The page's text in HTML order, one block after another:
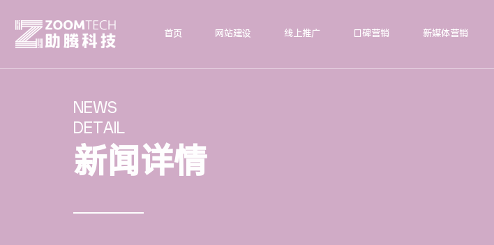
首页 网站建设 线上推广 口碑营销 新媒体营销
NEWS
DETAIL
新闻详情